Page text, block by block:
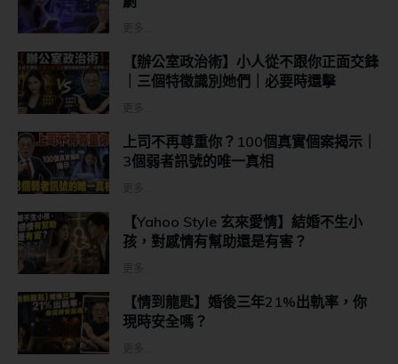
【辦公室政治術】小人從不跟你正面交鋒
｜三個特徵識別她們｜必要時還擊
上司不再尊重你？100個真實個案揭示｜
3個弱者訊號的唯一真相
【Yahoo Style 玄來愛情】結婚不生小
孩，對感情有幫助還是有害？
【情到龍匙】婚後三年21%出軌率，你
現時安全嗎？